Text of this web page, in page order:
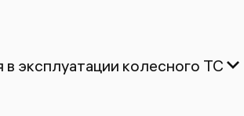
эксплуатации колесного ТС